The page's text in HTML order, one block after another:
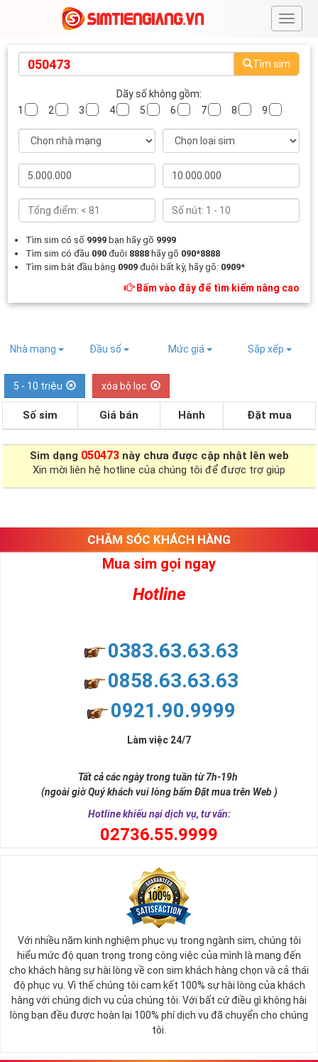
#
Tìm sim
Dãy số không gồm:
1
2 3 4 5 6 7 8 9
Tìm sim có số 9999 bạn hãy gõ 9999
Tìm sim có đầu 090 đuôi 8888 hãy gõ 090*8888
Tìm sim bắt đầu bằng 0909 đuôi bất kỳ, hãy gõ: 0909*
Bấm vào đây để tìm kiếm nâng cao
Nhà mạng Đầu số Mức giá Sắp xếp
5 - 10 triệu xóa bộ lọc
Số sim Giá bán Hành Đặt mua
Sim dạng 050473 này chưa được cập nhật lên web
Xin mời liên hệ hotline của chúng tôi để được trợ giúp
CHĂM SÓC KHÁCH HÀNG
Mua sim gọi ngay
Hotline
0383.63.63.63
0858.63.63.63
0921.90.9999
Làm việc 24/7
Tất cả các ngày trong tuần từ 7h-19h
(ngoài giờ Quý khách vui lòng bấm Đặt mua trên Web )
Hotline khiếu nại dịch vụ, tư vấn:
02736.55.9999
Với nhiều năm kinh nghiệm phục vụ trong ngành sim, chúng tôi
hiểu mức độ quan trọng trong công việc của mình là mang đến
cho khách hàng sự hài lòng về con sim khách hàng chọn và cả thái
độ phục vụ. Vì thế chúng tôi cam kết 100% sự hài lòng của khách
hàng với chúng dịch vụ của chúng tôi. Với bất cứ điều gì không hài
lòng bạn đều được hoàn lại 100% phí dịch vụ đã chuyển cho chúng
tôi.